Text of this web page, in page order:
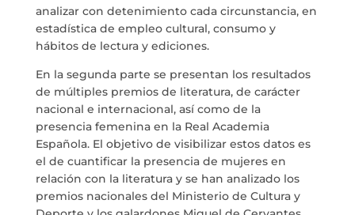
analizar con detenimiento cada circunstancia, en
estadística de empleo cultural, consumo y
hábitos de lectura y ediciones.
En la segunda parte se presentan los resultados
de múltiples premios de literatura, de carácter
nacional e internacional, así como de la
presencia femenina en la Real Academia
Española. El objetivo de visibilizar estos datos es
el de cuantificar la presencia de mujeres en
relación con la literatura y se han analizado los
premios nacionales del Ministerio de Cultura y